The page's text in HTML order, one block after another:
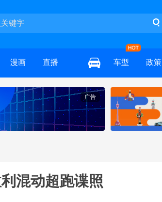
漫画 直播 车型 政策
广告
混动超跑谍照